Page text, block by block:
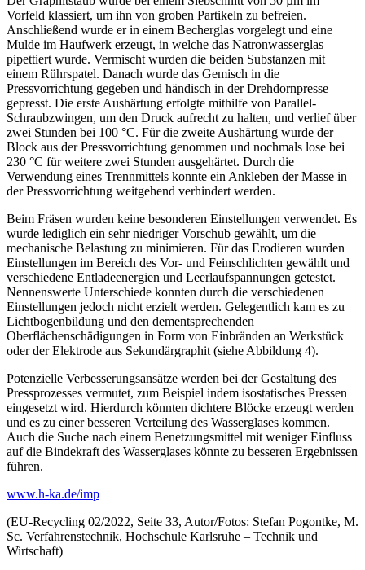
Vorfeld klassiert, um ihn von groben Partikeln zu befreien.
Anschließend wurde er in einem Becherglas vorgelegt und eine
Mulde im Haufwerk erzeugt, in welche das Natronwasserglas
pipettiert wurde. Vermischt wurden die beiden Substanzen mit
einem Rührspatel. Danach wurde das Gemisch in die
Pressvorrichtung gegeben und händisch in der Drehdornpresse
gepresst. Die erste Aushärtung erfolgte mithilfe von Parallel-
Schraubzwingen, um den Druck aufrecht zu halten, und verlief über
zwei Stunden bei 100 °C. Für die zweite Aushärtung wurde der
Block aus der Pressvorrichtung genommen und nochmals lose bei
230 °C für weitere zwei Stunden ausgehärtet. Durch die
Verwendung eines Trennmittels konnte ein Ankleben der Masse in
der Pressvorrichtung weitgehend verhindert werden.
Beim Fräsen wurden keine besonderen Einstellungen verwendet. Es
wurde lediglich ein sehr niedriger Vorschub gewählt, um die
mechanische Belastung zu minimieren. Für das Erodieren wurden
Einstellungen im Bereich des Vor- und Feinschlichten gewählt und
verschiedene Entladeenergien und Leerlaufspannungen getestet.
Nennenswerte Unterschiede konnten durch die verschiedenen
Einstellungen jedoch nicht erzielt werden. Gelegentlich kam es zu
Lichtbogenbildung und den dementsprechenden
Oberflächenschädigungen in Form von Einbränden an Werkstück
oder der Elektrode aus Sekundärgraphit (siehe Abbildung 4).
Potenzielle Verbesserungsansätze werden bei der Gestaltung des
Pressprozesses vermutet, zum Beispiel indem isostatisches Pressen
eingesetzt wird. Hierdurch könnten dichtere Blöcke erzeugt werden
und es zu einer besseren Verteilung des Wasserglases kommen.
Auch die Suche nach einem Benetzungsmittel mit weniger Einfluss
auf die Bindekraft des Wasserglases könnte zu besseren Ergebnissen
führen.
www.h-ka.de/imp
(EU-Recycling 02/2022, Seite 33, Autor/Fotos: Stefan Pogontke, M.
Sc. Verfahrenstechnik, Hochschule Karlsruhe – Technik und
Wirtschaft)